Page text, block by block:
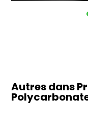
Autres dans